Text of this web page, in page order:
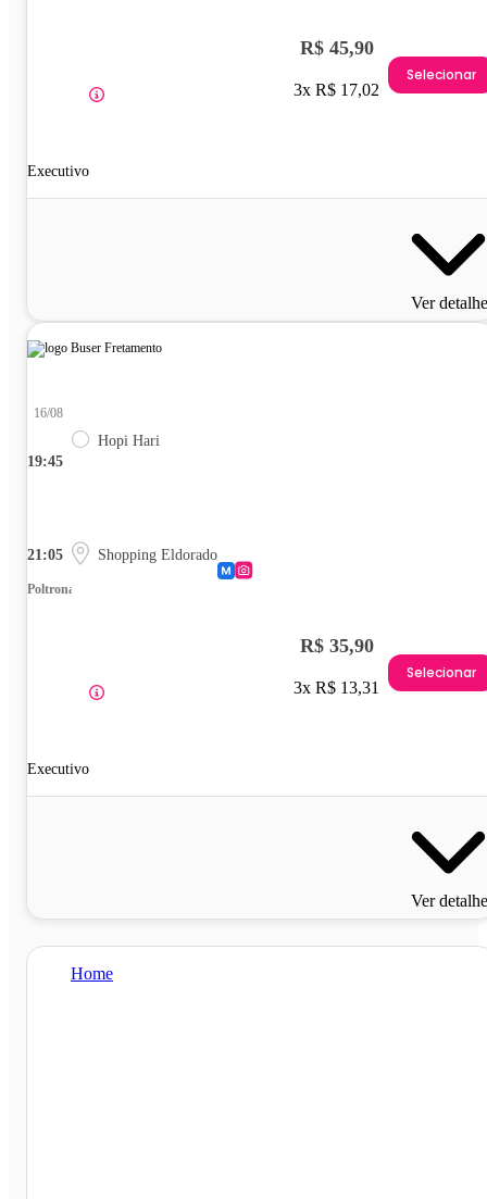
Executivo
R$ 45,90
3x R$ 17,02
Selecionar
Ver
19:45
16/08
Hopi Hari
21:05 Shopping Eldorado
Poltrona
Executivo
R$ 35,90
3x R$ 13,31
Selecionar
Ver
Home